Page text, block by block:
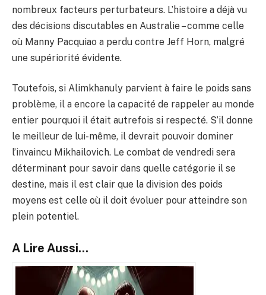
nombreux facteurs perturbateurs. L’histoire a déjà vu
des décisions discutables en Australie – comme celle
où Manny Pacquiao a perdu contre Jeff Horn, malgré
une supériorité évidente.
Toutefois, si Alimkhanuly parvient à faire le poids sans
problème, il a encore la capacité de rappeler au monde
entier pourquoi il était autrefois si respecté. S’il donne
le meilleur de lui-même, il devrait pouvoir dominer
l’invaincu Mikhailovich. Le combat de vendredi sera
déterminant pour savoir dans quelle catégorie il se
destine, mais il est clair que la division des poids
moyens est celle où il doit évoluer pour atteindre son
plein potentiel.
A Lire Aussi...